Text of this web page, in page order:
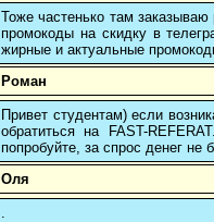
Тоже частенько там
промокоды на скидку в
жирные и актуальные
Роман
Привет студентам) если
обратиться на FAST-
попробуйте, за спрос денег не
Оля